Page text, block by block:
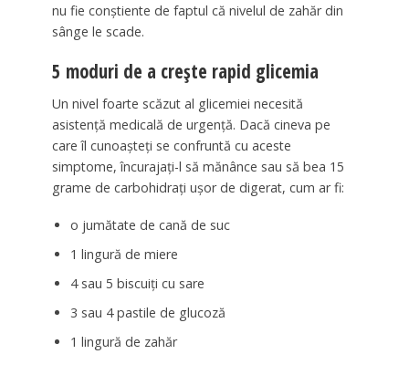
nu fie conștiente de faptul că nivelul de zahăr din
sânge le scade.
5 moduri de a crește rapid glicemia
Un nivel foarte scăzut al glicemiei necesită
asistență medicală de urgență. Dacă cineva pe
care îl cunoașteți se confruntă cu aceste
simptome, încurajați-l să mănânce sau să bea 15
grame de carbohidrați ușor de digerat, cum ar fi:
o jumătate de cană de suc
1 lingură de miere
4 sau 5 biscuiți cu sare
3 sau 4 pastile de glucoză
1 lingură de zahăr